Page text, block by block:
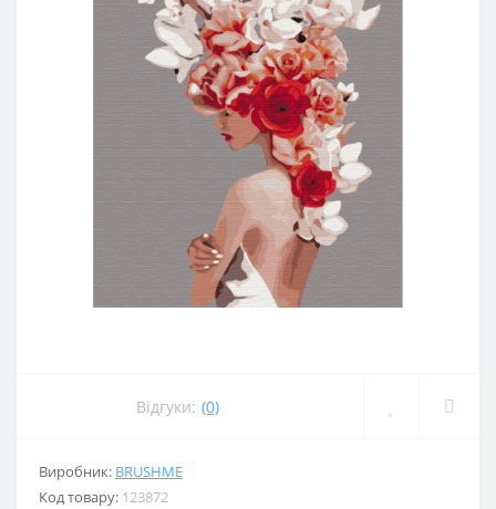
Відгуки: (0)
Виробник: BRUSHME
Код товару: 123872